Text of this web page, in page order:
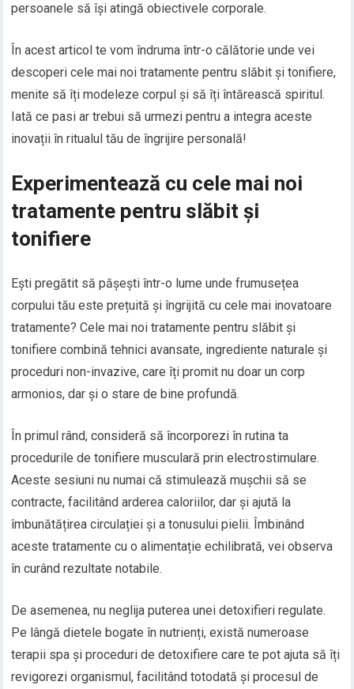
persoanele să își atingă obiectivele corporale.
În acest articol te vom îndruma într-o călătorie unde vei
descoperi cele mai noi tratamente pentru slăbit și tonifiere,
menite să îți modeleze corpul și să îți întărească spiritul.
Iată ce pasi ar trebui să urmezi pentru a integra aceste
inovații în ritualul tău de îngrijire personală!
Experimentează cu cele mai noi
tratamente pentru slăbit și
tonifiere
Ești pregătit să pășești într-o lume unde frumusețea
corpului tău este prețuită și îngrijită cu cele mai inovatoare
tratamente? Cele mai noi tratamente pentru slăbit și
tonifiere combină tehnici avansate, ingrediente naturale și
proceduri non-invazive, care îți promit nu doar un corp
armonios, dar și o stare de bine profundă.
În primul rând, consideră să încorporezi în rutina ta
procedurile de tonifiere musculară prin electrostimulare.
Aceste sesiuni nu numai că stimulează mușchii să se
contracte, facilitând arderea caloriilor, dar și ajută la
îmbunătățirea circulației și a tonusului pielii. Îmbinând
aceste tratamente cu o alimentație echilibrată, vei observa
în curând rezultate notabile.
De asemenea, nu neglija puterea unei detoxifieri regulate.
Pe lângă dietele bogate în nutrienți, există numeroase
terapii spa și proceduri de detoxifiere care te pot ajuta să îți
revigorezi organismul, facilitând totodată și procesul de